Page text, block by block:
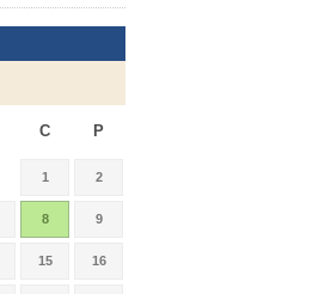
C P
1 2
8 9
15 16